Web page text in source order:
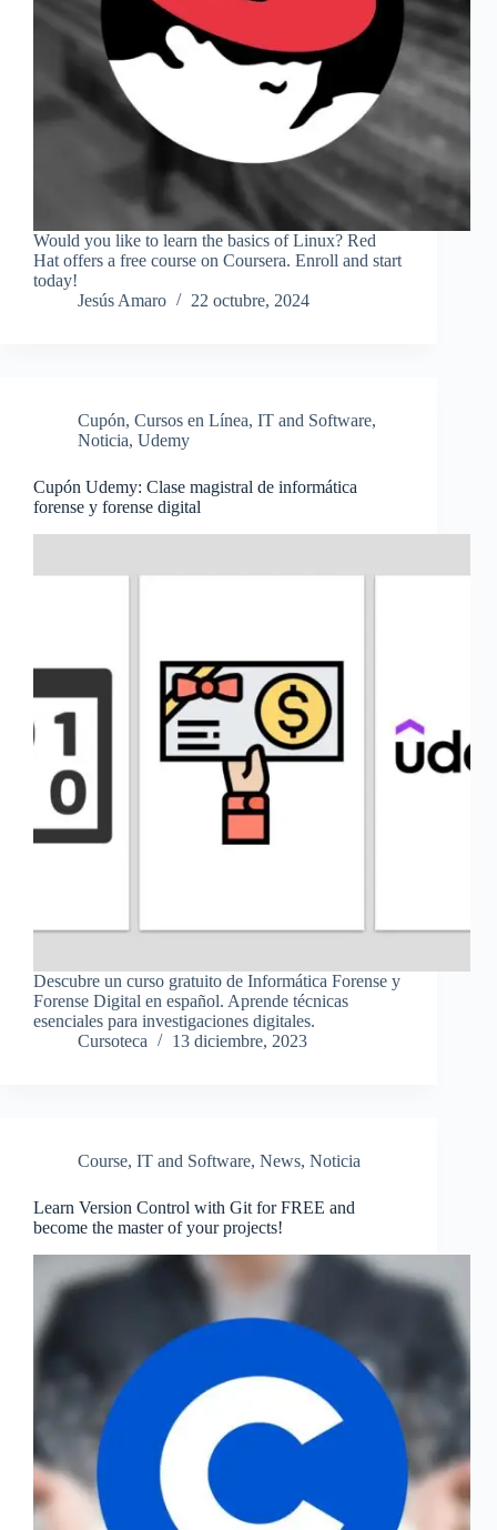
Would you like to learn the basics of Linux? Red
Hat offers a free course on Coursera. Enroll and start
today!
Jesús Amaro
22 octubre, 2024
Cupón, Cursos en Línea, IT and Software,
Noticia, Udemy
Cupón Udemy: Clase magistral de informática
forense y forense digital
Descubre un curso gratuito de Informática Forense y
Forense Digital en español. Aprende técnicas
esenciales para investigaciones digitales.
Cursoteca
13 diciembre, 2023
Course, IT and Software, News, Noticia
Learn Version Control with Git for FREE and
become the master of your projects!